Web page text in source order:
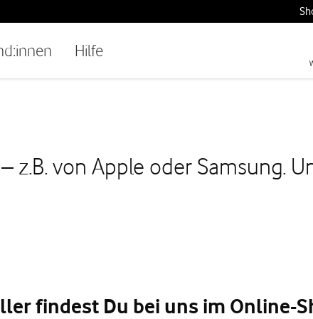
Hilfe
von Apple oder Samsung.
findest Du bei uns im Online-